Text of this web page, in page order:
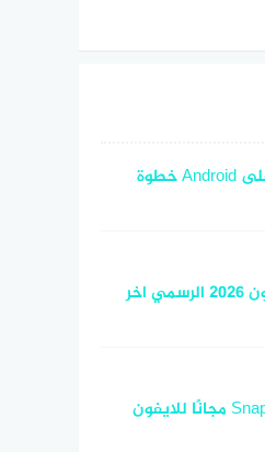
كيفية تحميل Linebet APK على Android خطوة
تحميل إنستقرام عربي للآيفون 2026 الرسمي اخر
سناب شات – تنزيل Snapchat iOS مجانًا للايفون